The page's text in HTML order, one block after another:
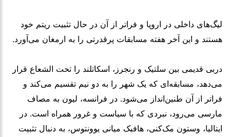
لیگ‌های داخلی در اروپا و فراتر از آن در حال تثبیت ریتم خود
هستند و این آخر هفته مسابقات پرقدرتی را به ارمغان می‌آورد.
دربی قدیمی بین سلتیک و رنجرز، اسکاتلند را تحت الشعاع قرار
می‌دهد، مسابقه‌ای که یک شهر را به دو نیم تقسیم می‌کند و
فراتر از آن طنین‌انداز می‌شود. در فرانسه، لیون به مصاف
مارسی می‌رود، نبردی که با سیاست و غرور همراه است. در
ایتالیا، وستون مک‌کنی، هافبک میانی یوونتوس، به دنبال تثبیت